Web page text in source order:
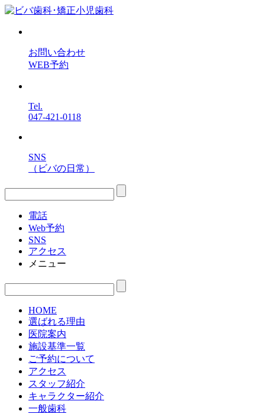
お問い合わせ
WEB予約
Tel.
047-421-0118
SNS
（ビバの日常）
電話
Web予約
SNS
アクセス
メニュー
HOME
選ばれる理由
医院案内
施設基準一覧
ご予約について
アクセス
スタッフ紹介
キャラクター紹介
一般歯科